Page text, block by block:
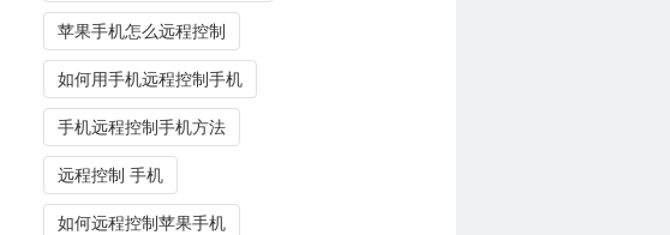
苹果手机怎么远程控制
如何用手机远程控制手机
手机远程控制手机方法
远程控制 手机
如何远程控制苹果手机